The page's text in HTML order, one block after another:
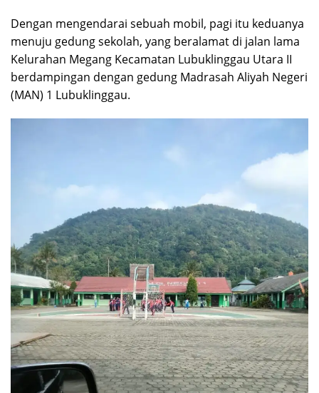
Dengan mengendarai sebuah mobil, pagi itu keduanya
menuju gedung sekolah, yang beralamat di jalan lama
Kelurahan Megang Kecamatan Lubuklinggau Utara II
berdampingan dengan gedung Madrasah Aliyah Negeri
(MAN) 1 Lubuklinggau.